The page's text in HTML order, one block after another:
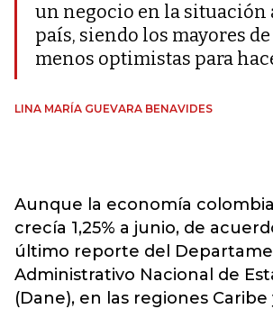
un negocio en la situación
país, siendo los mayores de
menos optimistas para
LINA MARÍA GUEVARA BENAVIDES
Aunque la economía
crecía 1,25% a junio, de
último reporte del
Administrativo Nacional de
(Dane), en las regiones